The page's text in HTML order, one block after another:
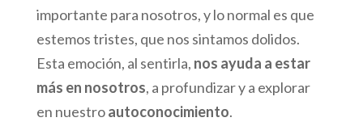
importante para nosotros, y lo normal es que
estemos tristes, que nos sintamos dolidos.
Esta emoción, al sentirla, nos ayuda a estar
más en nosotros, a profundizar y a explorar
en nuestroautoconocimiento.